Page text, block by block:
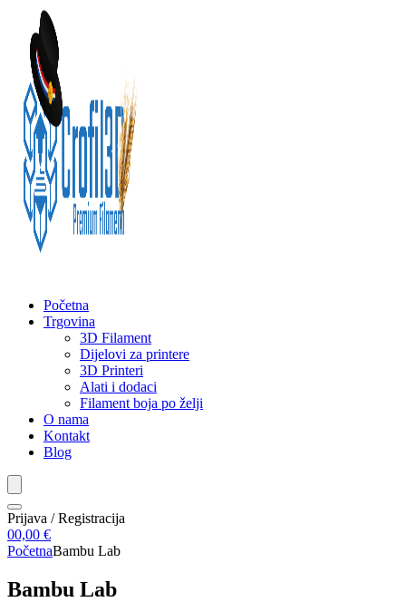
Početna
Trgovina
3D Filament
Dijelovi za printere
3D Printeri
Alati i dodaci
Filament boja po želji
O nama
Kontakt
Blog
Prijava / Registracija
00,00 €
PočetnaBambu Lab
Bambu Lab